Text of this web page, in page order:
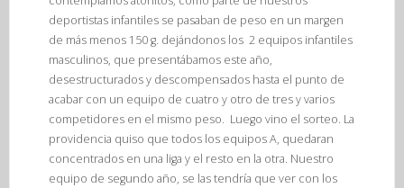
deportistas infantiles se pasaban de peso en un margen
de más menos 150 g. dejándonos los 2 equipos infantiles
masculinos, que presentábamos este año,
desestructurados y descompensados hasta el punto de
acabar con un equipo de cuatro y otro de tres y varios
competidores en el mismo peso. Luego vino el sorteo. La
providencia quiso que todos los equipos A, quedaran
concentrados en una liga y el resto en la otra. Nuestro
equipo de segundo año, se las tendría que ver con los